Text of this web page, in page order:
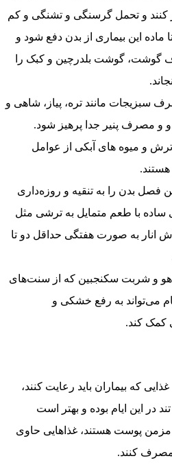
کنند و تحمل گرسنگی و تشنگی و کم
ماده این بیماری از بدن دفع شود و
گوشت، گوشت بلدرچین و کبک را
سبزیجات مانند تره، پیاز، شاهی و
و مصرف پنیر جدا پرهیز شود.
و میوه های آبکی از عوامل
هستند.
بدن را به تنقیه و روزه‌داری
با طعم متمایل به ترشی مثل
انار به صورت هفتگی حداقل دو تا
و شربت سکنجبین که از سنت‌های
می‌تواند به رفع خشکی و
کمک کند.
که بیماران باید رعایت کنند،
در این ایام بوده و بهتر است
پوست هستند، غذاهایی حاوی
مصرف کنند.